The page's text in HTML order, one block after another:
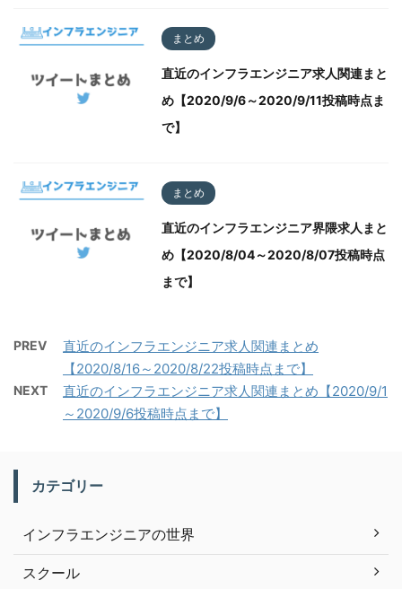
まとめ
直近のインフラエンジニア求人関連まと
め【2020/9/6～2020/9/11投稿時点ま
で】
まとめ
直近のインフラエンジニア界隈求人まと
め【2020/8/04～2020/8/07投稿時点
まで】
PREV
直近のインフラエンジニア求人関連まとめ
【2020/8/16～2020/8/22投稿時点まで】
NEXT
直近のインフラエンジニア求人関連まとめ【2020/9/1
～2020/9/6投稿時点まで】
カテゴリー
インフラエンジニアの世界
スクール